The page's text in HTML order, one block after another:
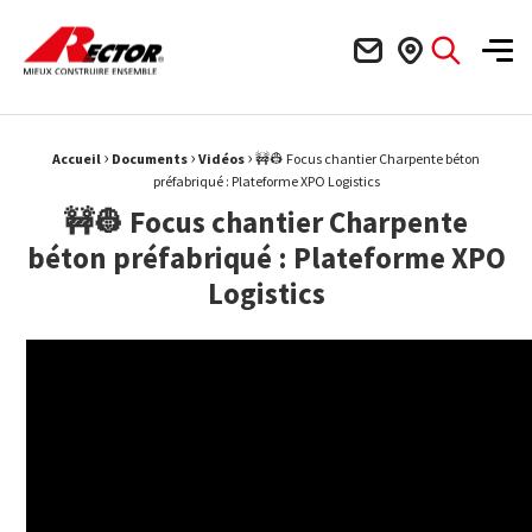
Rector Mieux construire ensemble
Fil d'Ariane :
Accueil › Documents › Vidéos › 🚧👷 Focus chantier Charpente béton
préfabriqué : Plateforme XPO Logistics
🚧👷 Focus chantier Charpente
béton préfabriqué : Plateforme XPO
Logistics